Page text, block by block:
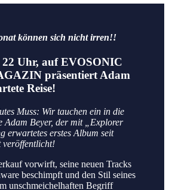
können sich nicht irren!!
22 Uhr, auf EVOSONIC
präsentiert Adam
Reise!
Muss: Wir tauchen ein in die
Adam Beyer, der mit „Explorer
erwartetes erstes Album seit
veröffentlicht!
vorwirft, seine neuen Tracks
beschimpft und den Stil seines
unschmeichelhaften Begriff